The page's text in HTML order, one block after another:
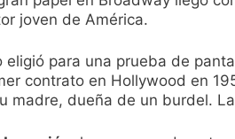
joven de América.
eligió para una prueba de
contrato en Hollywood en
madre, dueña de un burdel.